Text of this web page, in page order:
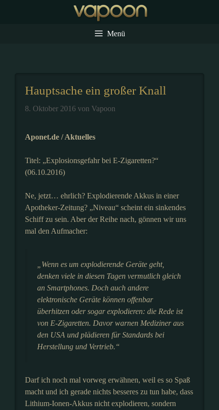
Menü
Hauptsache ein großer Knall
8. Oktober 2016 von Vapoon
Aponet.de / Aktuelles
Titel: „Explosionsgefahr bei E-Zigaretten?“
(06.10.2016)
Ne, jetzt… ehrlich? Explodierende Akkus in einer
Apotheker-Zeitung? „Niveau“ scheint ein sinkendes
Schiff zu sein. Aber der Reihe nach, gönnen wir uns
mal den Aufmacher:
„Wenn es um explodierende Geräte geht,
denken viele in diesen Tagen vermutlich gleich
an Smartphones. Doch auch andere
elektronische Geräte können offenbar
überhitzen oder sogar explodieren: die Rede ist
von E-Zigaretten. Davor warnen Mediziner aus
den USA und plädieren für Standards bei
Herstellung und Vertrieb.“
Darf ich noch mal vorweg erwähnen, weil es so Spaß
macht und ich gerade nichts besseres zu tun habe, dass
Lithium-Ionen-Akkus nicht explodieren, sondern